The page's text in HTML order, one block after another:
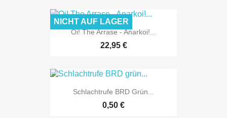
Oi! The Arrase - Anarkoi!...
22,95 €
NICHT AUF LAGER
Schlachtrufe BRD Grün...
0,50 €